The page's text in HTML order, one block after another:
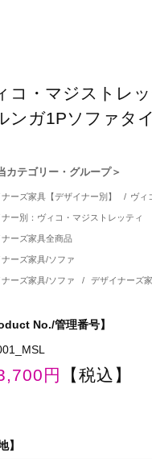
コ・マジストレ
ンガ1Pソファタ
カテゴリー・グループ＞
ーズ家具【デザイナー別】 / ヴィ
ー別：ヴィコ・マジストレッティ
ーズ家具全商品
ーズ家具/ソファ
ーズ家具/ソファ / デザイナーズ
No./管理番号】
円 【税込】
】